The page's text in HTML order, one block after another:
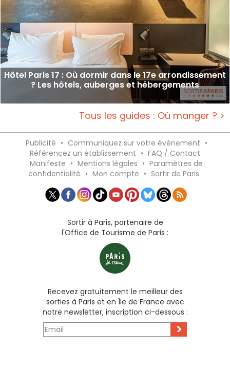
Hôtel Paris 17 : Où dormir dans le 17e arrondissement
? Les hôtels, auberges et hébergements
Tous les guides : Où manger ? >
Publicité • Communiquez sur votre événement •
Référencez un établissement • FAQ / Contact
Manifeste • Mentions légales • Paramètres de
confidentialité • Mon compte • Sortir de Paris
Sortir à Paris, partenaire de
l'Office de Tourisme de Paris :
Recevez gratuitement le meilleur des
sorties à Paris et en Île de France avec
notre newsletter, inscription ci-dessous :
>